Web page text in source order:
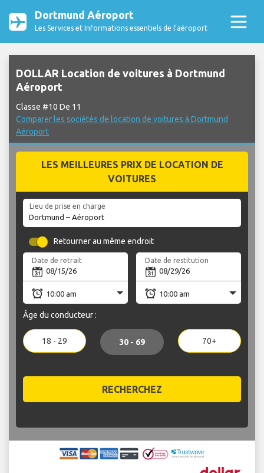
Dortmund Aéroport
Les Services et Informations essentiels de l’aéroport
DOLLAR Location de voitures à Dortmund
Aéroport
Classe #10 De 11
Comparer les sociétés de location de voitures à Dortmund
Aéroport
LES MEILLEURES PRIX DE LOCATION DE
VOITURES
Lieu de prise en charge
Retourner au même endroit
Date de retrait Date de restitution
Âge du conducteur :
18 - 29 30 - 69 70+
RECHERCHEZ